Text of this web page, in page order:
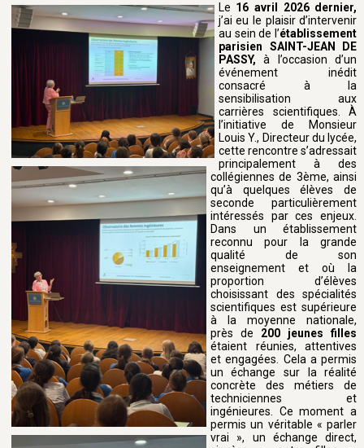
Le 16 avril 2026 dernier,
j’ai eu le plaisir d’intervenir
au sein de l’établissement
parisien SAINT-JEAN DE
PASSY, à l’occasion d’un
événement inédit
consacré à la
sensibilisation aux
carrières scientifiques. À
l’initiative de Monsieur
Louis Y., Directeur du lycée,
cette rencontre s’adressait
principalement à des
collégiennes de 3ème, ainsi
qu’à quelques élèves de
seconde particulièrement
intéressés par ces enjeux.
Dans un établissement
reconnu pour la grande
qualité de son
enseignement et où la
proportion d’élèves
choisissant des spécialités
scientifiques est supérieure
à la moyenne nationale,
près de 200 jeunes filles
étaient réunies, attentives
et engagées. Cela a permis
un échange sur la réalité
concrète des métiers de
techniciennes et
ingénieures. Ce moment a
permis un véritable « parler
vrai », un échange direct,